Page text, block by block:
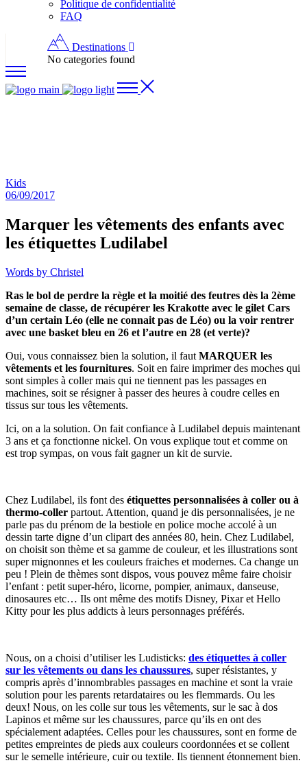
Politique de confidentialité
FAQ
Destinations
No categories found
Kids
06/09/2017
Marquer les vêtements des enfants avec
les étiquettes Ludilabel
Words by Christel
Ras le bol de perdre la règle et la moitié des feutres dès la 2ème
semaine de classe, de récupérer les Krakotte avec le gilet Cars
d’un certain Léo (elle ne connait pas de Léo) ou la voir rentrer
avec une basket bleu en 26 et l’autre en 28 (et verte)?
Oui, vous connaissez bien la solution, il faut MARQUER les
vêtements et les fournitures. Soit en faire imprimer des moches qui
sont simples à coller mais qui ne tiennent pas les passages en
machines, soit se résigner à passer des heures à coudre celles en
tissus sur tous les vêtements.
Ici, on a la solution. On fait confiance à Ludilabel depuis maintenant
3 ans et ça fonctionne nickel. On vous explique tout et comme on
est trop sympas, on vous fait gagner un kit de survie.
Chez Ludilabel, ils font des étiquettes personnalisées à coller ou à
thermo-coller partout. Attention, quand je dis personnalisées, je ne
parle pas du prénom de la bestiole en police moche accolé à un
dessin tarte digne d’un clipart des années 80, hein. Chez Ludilabel,
on choisit son thème et sa gamme de couleur, et les illustrations sont
super mignonnes et les couleurs fraiches et modernes. Ca change un
peu ! Plein de thèmes sont dispos, vous pouvez même faire choisir
l’enfant : petit super-héro, licorne, pompier, animaux, danseuse,
dinosaures etc… Ils ont même des motifs Disney, Pixar et Hello
Kitty pour les plus addicts à leurs personnages préférés.
Nous, on a choisi d’utiliser les Ludisticks: des étiquettes à coller
sur les vêtements ou dans les chaussures, super résistantes, y
compris après d’innombrables passages en machine et sont la vraie
solution pour les parents retardataires ou les flemmards. Ou les
deux! Nous, on les colle sur tous les vêtements, sur le sac à dos
Lapinos et même sur les chaussures, parce qu’ils en ont des
spécialement adaptées. Celles pour les chaussures, sont en forme de
petites empreintes de pieds aux couleurs coordonnées et se collent
sur le semelle intérieure, cuir ou textile. Ils tiennent étonnement bien.